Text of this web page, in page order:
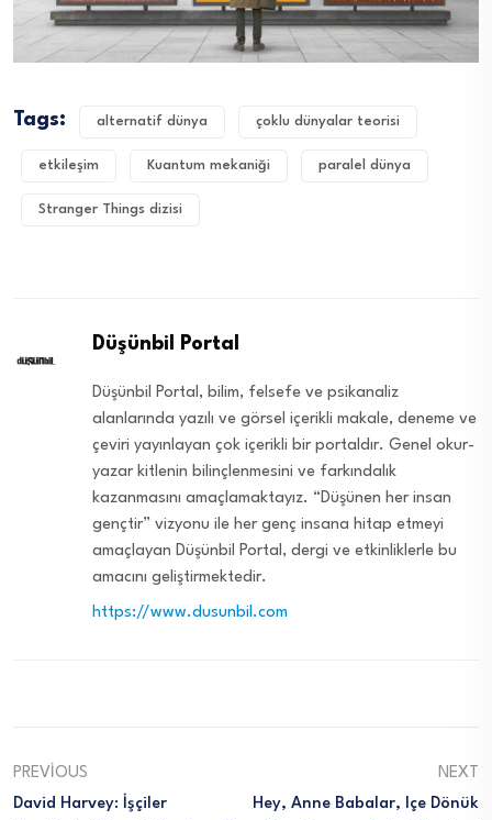
Tags: alternatif dünya çoklu dünyalar teorisi
etkileşim Kuantum mekaniği paralel dünya
Stranger Things dizisi
Düşünbil Portal
Düşünbil Portal, bilim, felsefe ve psikanaliz
alanlarında yazılı ve görsel içerikli makale, deneme ve
çeviri yayınlayan çok içerikli bir portaldır. Genel okur-
yazar kitlenin bilinçlenmesini ve farkındalık
kazanmasını amaçlamaktayız. “Düşünen her insan
gençtir” vizyonu ile her genç insana hitap etmeyi
amaçlayan Düşünbil Portal, dergi ve etkinliklerle bu
amacını geliştirmektedir.
https://www.dusunbil.com
PREVIOUS
David Harvey: İşçiler
NEXT
Hey, Anne Babalar, Içe Dönük